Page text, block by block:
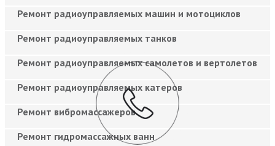
Ремонт радиоуправляемых машин и мотоциклов
Ремонт радиоуправляемых танков
Ремонт радиоуправляемых самолетов и вертолетов
Ремонт радиоуправляемых катеров
Ремонт вибромассажеров
Ремонт гидромассажных ванн